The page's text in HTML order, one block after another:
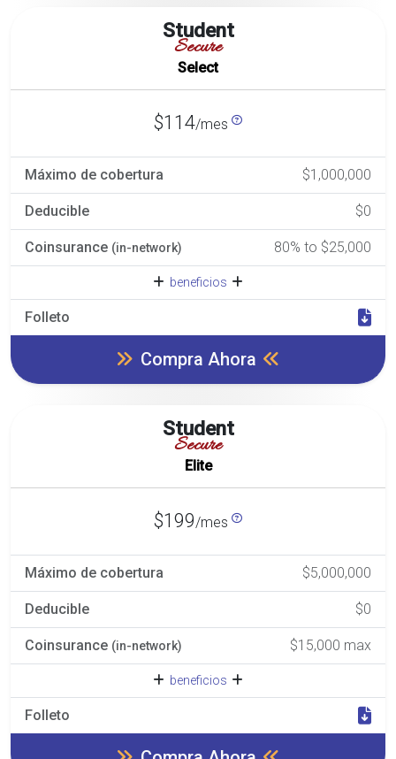
Student
Secure
Select
$114/mes
Máximo de cobertura $1,000,000
Deducible $0
Coinsurance (in-network) 80% to $25,000
beneficios
Folleto
Compra Ahora
Student
Secure
Elite
$199/mes
Máximo de cobertura $5,000,000
Deducible $0
Coinsurance (in-network) $15,000 max
beneficios
Folleto